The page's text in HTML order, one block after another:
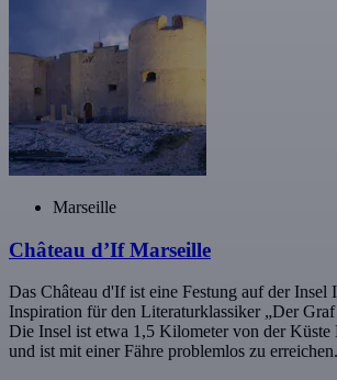
Marseille
Château d’If Marseille
Das Château d'If ist eine Festung auf der Insel
Inspiration für den Literaturklassiker „Der
Die Insel ist etwa 1,5 Kilometer von der Küste
und ist mit einer Fähre problemlos zu erreichen.